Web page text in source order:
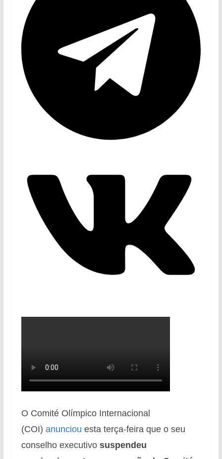
O Comité Olímpico Internacional
(COI) anunciou esta terça-feira que o seu
conselho executivo suspendeu